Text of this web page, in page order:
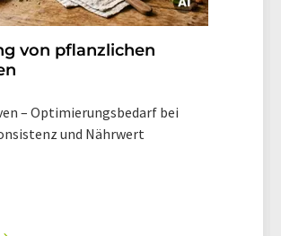
von pflanzlichen
– Optimierungsbedarf bei
und Nährwert